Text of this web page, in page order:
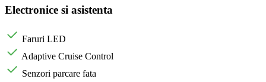
Electronice si asistenta
Faruri LED
Adaptive Cruise Control
Senzori parcare fata